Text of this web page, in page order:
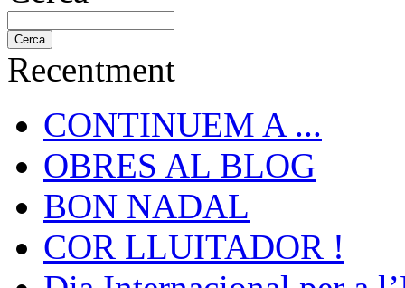
Recentment
CONTINUEM A ...
OBRES AL BLOG
BON NADAL
COR LLUITADOR !